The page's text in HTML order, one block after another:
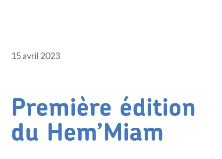
15 avril 2023
Première édition
du Hem’Miam